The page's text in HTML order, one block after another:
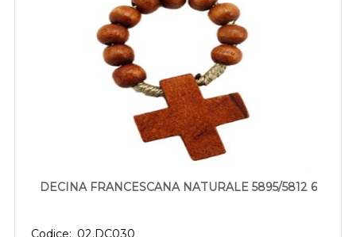
DECINA FRANCESCANA NATURALE 5895/5812 6
Codice: 02.DC030